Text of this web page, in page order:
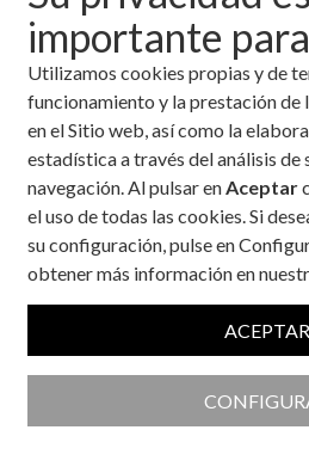
importante
Utilizamos cookies propias y de
funcionamiento y la prestación de
en el Sitio web, así como la
estadística a través del análisis de
navegación. Al pulsar enAceptar
el uso de todas las cookies. Si
su configuración, pulse en
obtener más información en
ACEPTAR
Diabetes
Autoinmune
La diabetes LADA
Latente en
diabetes
menudo llamada
diagnostica en
características de
insulina
implica una
células beta del